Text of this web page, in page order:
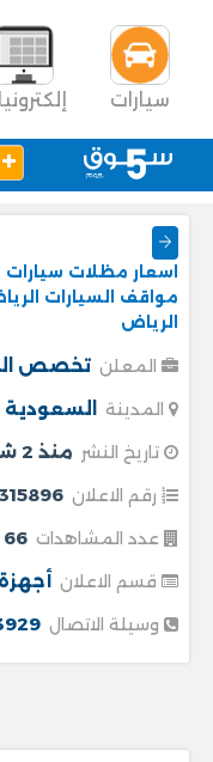
سيارات
اسعار مظلات
مواقف السيارات
الرياض
المعلن تخصص
المدينة السعودية
تاريخ النشر منذ 2 شهر
رقم الاعلان
عدد المشاهدات 66
قسم الاعلان
وسيلة الاتصال